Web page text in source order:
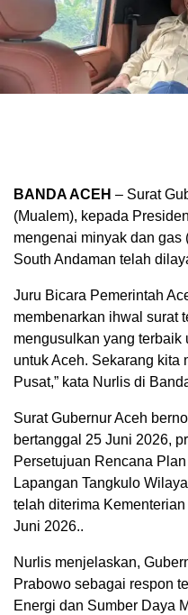
BANDA ACEH – Surat
(Mualem), kepada
mengenai minyak dan gas
South Andaman telah
Juru Bicara Pemerintah
membenarkan ihwal surat
mengusulkan yang terbaik
untuk Aceh. Sekarang kita
Pusat,” kata Nurlis di
Surat Gubernur Aceh
bertanggal 25 Juni 2026,
Persetujuan Rencana Plan
Lapangan Tangkulo
telah diterima
Juni 2026..
Nurlis menjelaskan,
Prabowo sebagai respon
Energi dan Sumber Daya